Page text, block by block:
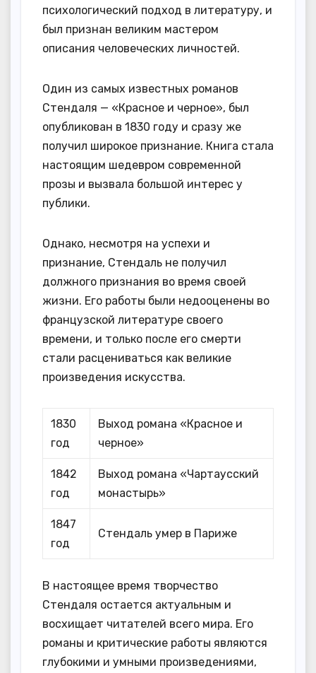
психологический подход в литературу, и
был признан великим мастером
описания человеческих личностей.
Один из самых известных романов
Стендаля — «Красное и черное», был
опубликован в 1830 году и сразу же
получил широкое признание. Книга стала
настоящим шедевром современной
прозы и вызвала большой интерес у
публики.
Однако, несмотря на успехи и
признание, Стендаль не получил
должного признания во время своей
жизни. Его работы были недооценены во
французской литературе своего
времени, и только после его смерти
стали расцениваться как великие
произведения искусства.
1830
год
Выход романа «Красное и
черное»
1842
год
Выход романа «Чартаусский
монастырь»
1847
год
Стендаль умер в Париже
В настоящее время творчество
Стендаля остается актуальным и
восхищает читателей всего мира. Его
романы и критические работы являются
глубокими и умными произведениями,